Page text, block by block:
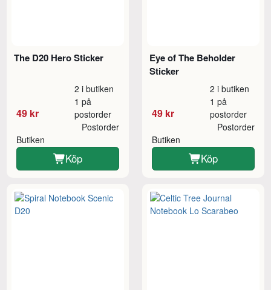
The D20 Hero Sticker
49 kr
2 i butiken
1 på
postorder
Butiken
Postorder
Köp
Eye of The Beholder
Sticker
49 kr
2 i butiken
1 på
postorder
Butiken
Postorder
Köp